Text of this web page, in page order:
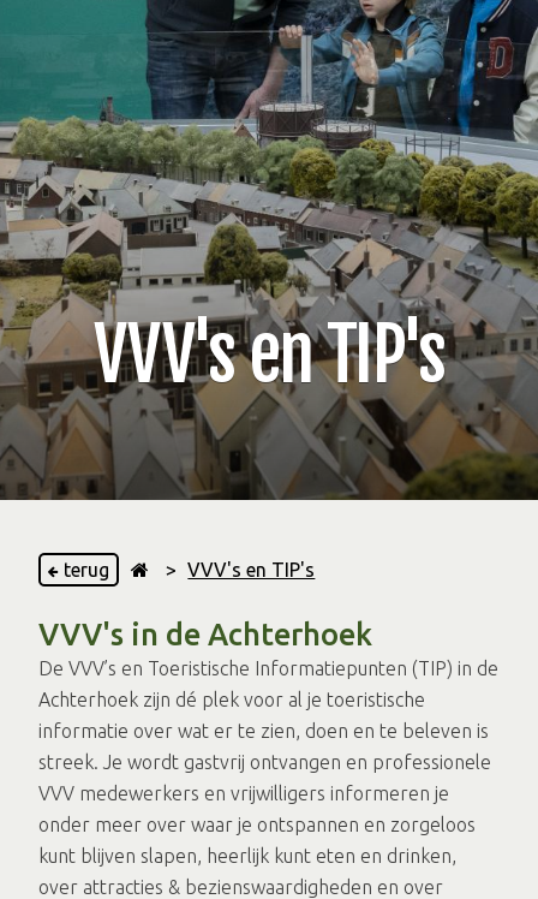
VVV's en TIP's
terug > VVV's en TIP's
VVV's in de Achterhoek
De VVV’s en Toeristische Informatiepunten (TIP) in de
Achterhoek zijn dé plek voor al je toeristische
informatie over wat er te zien, doen en te beleven is
streek. Je wordt gastvrij ontvangen en professionele
VVV medewerkers en vrijwilligers informeren je
onder meer over waar je ontspannen en zorgeloos
kunt blijven slapen, heerlijk kunt eten en drinken,
over attracties & bezienswaardigheden en over